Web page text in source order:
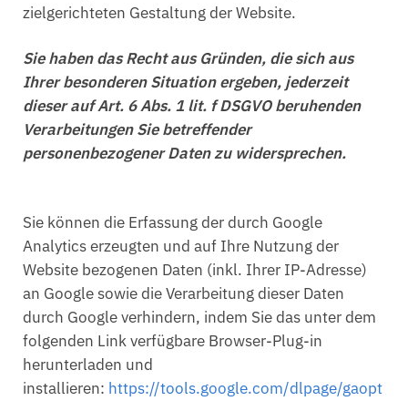
zielgerichteten Gestaltung der Website.
Sie haben das Recht aus Gründen, die sich aus
Ihrer besonderen Situation ergeben, jederzeit
dieser auf Art. 6 Abs. 1 lit. f DSGVO beruhenden
Verarbeitungen Sie betreffender
personenbezogener Daten zu widersprechen.
Sie können die Erfassung der durch Google
Analytics erzeugten und auf Ihre Nutzung der
Website bezogenen Daten (inkl. Ihrer IP-Adresse)
an Google sowie die Verarbeitung dieser Daten
durch Google verhindern, indem Sie das unter dem
folgenden Link verfügbare Browser-Plug-in
herunterladen und
installieren: https://tools.google.com/dlpage/gaopt